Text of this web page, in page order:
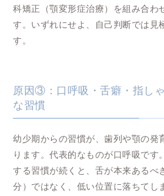
科矯正（顎変形症治療）を組み合わ
す。いずれにせよ、自己判断では見
す。
原因③：口呼吸・舌癖・指し
な習慣
幼少期からの習慣が、歯列や顎の発
ります。代表的なものが口呼吸です
する習慣が続くと、舌が本来あるべ
分）ではなく、低い位置に落ちてし